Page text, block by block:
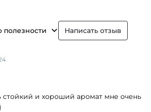
полезности Написать отзыв
стойкий и хороший аромат мне очень